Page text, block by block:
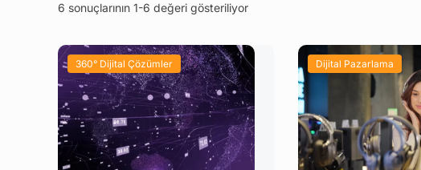
6 sonuçlarının 1-6 değeri gösteriliyor
360° Dijital Çözümler Dijital Pazarlama